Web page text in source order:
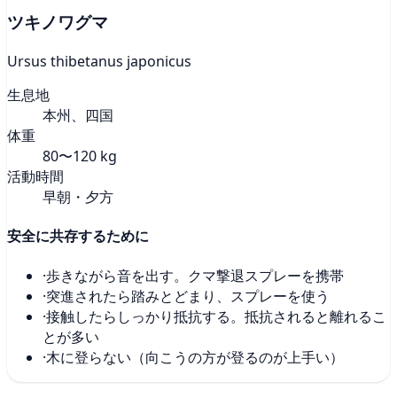
ツキノワグマ
Ursus thibetanus japonicus
生息地
本州、四国
体重
80〜120 kg
活動時間
早朝・夕方
安全に共存するために
·歩きながら音を出す。クマ撃退スプレーを携帯
·突進されたら踏みとどまり、スプレーを使う
·接触したらしっかり抵抗する。抵抗されると離れるこ
とが多い
·木に登らない（向こうの方が登るのが上手い）